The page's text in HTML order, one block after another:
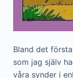
Bland det
som jag själv
våra synder i